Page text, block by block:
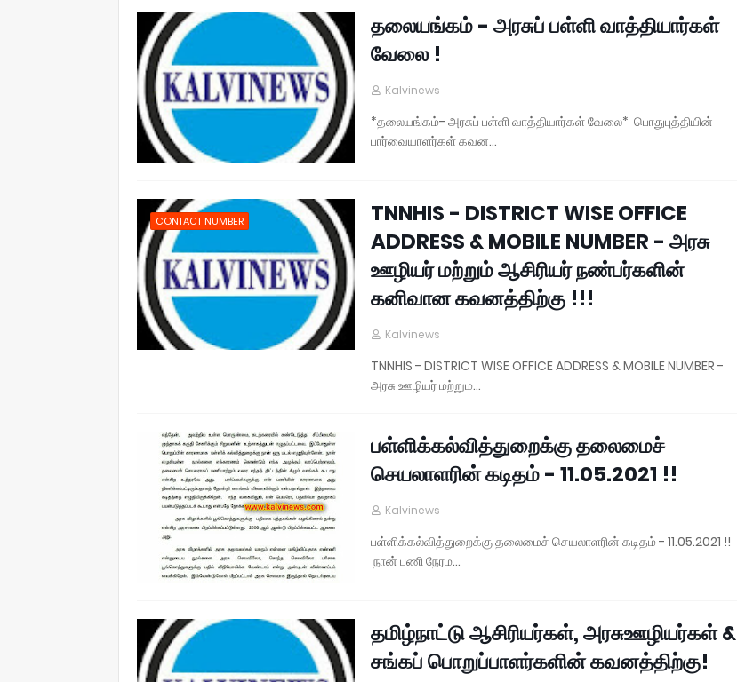
தலையங்கம் - அரசுப் பள்ளி வாத்தியார்கள்
வேலை !
Kalvinews
*தலையங்கம்- அரசுப் பள்ளி வாத்தியார்கள் வேலை* பொதுபுத்தியின்
பார்வையாளர்கள் கவன…
CONTACT NUMBER
TNNHIS - DISTRICT WISE OFFICE
ADDRESS & MOBILE NUMBER - அரசு
ஊழியர் மற்றும் ஆசிரியர் நண்பர்களின்
கனிவான கவனத்திற்கு !!!
Kalvinews
TNNHIS - DISTRICT WISE OFFICE ADDRESS & MOBILE NUMBER -
அரசு ஊழியர் மற்றும…
பள்ளிக்கல்வித்துறைக்கு தலைமைச்
செயலாளரின் கடிதம் - 11.05.2021 !!
Kalvinews
பள்ளிக்கல்வித்துறைக்கு தலைமைச் செயலாளரின் கடிதம் - 11.05.2021 !!
நான் பணி நேரம…
தமிழ்நாட்டு ஆசிரியர்கள், அரசுஊழியர்கள் &
சங்கப் பொறுப்பாளர்களின் கவனத்திற்கு!